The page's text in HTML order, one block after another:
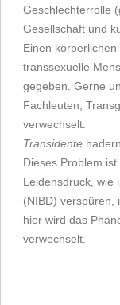
Geschlechterrolle
Gesellschaft und
Einen
transsexuelle
gegeben. Gerne
Fachleuten,
verwechselt.
Transidente
Dieses Problem
Leidensdruck, wie
(NIBD) verspüren,
hier wird das
verwechselt.